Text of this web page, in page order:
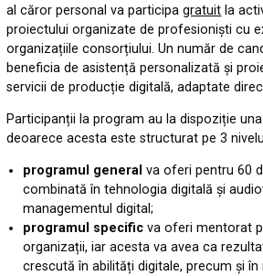
al căror personal va participagratuit la
proiectului organizate de profesioniști cu
organizațiile consorțiului. Un număr de
beneficia de asistență personalizată și
servicii de producție digitală, adaptate
Participanții la program au la dispoziție
deoarece acesta este structurat pe 3
programul general va oferi pentru 60
combinată în tehnologia digitală și
managementul digital;
programul specific va oferi mentorat
organizații, iar acesta va avea ca
crescută în abilități digitale, precum și